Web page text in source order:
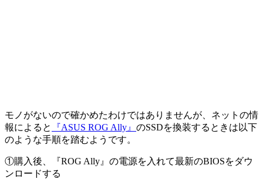
モノがないので確かめたわけではありませんが、ネットの情
報によると
『ASUS ROG Ally』 のSSDを換装するときは以下
のような手順を踏むようです。
①購入後、『ROG Ally』の電源を入れて最新のBIOSをダウ
ンロードする